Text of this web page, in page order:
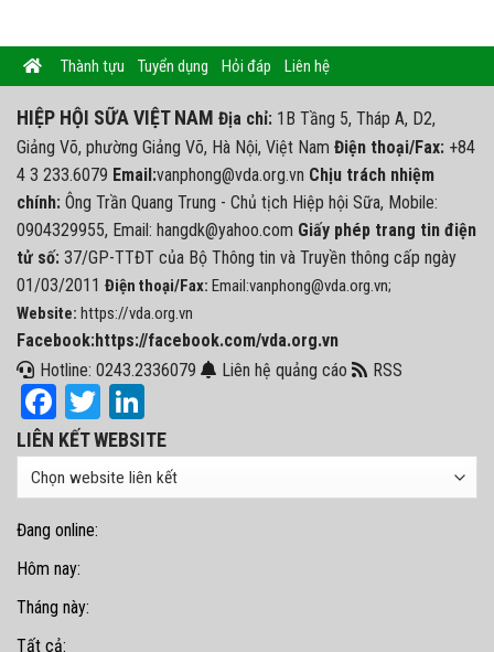
Thành tựu Tuyển dụng Hỏi đáp Liên hệ
HIỆP HỘI SỮA VIỆT NAM Địa chỉ: 1B Tầng 5, Tháp A, D2,
Giảng Võ, phường Giảng Võ, Hà Nội, Việt Nam Điện thoại/Fax: +84
4 3 233.6079 Email:vanphong@vda.org.vn Chịu trách nhiệm
chính: Ông Trần Quang Trung - Chủ tịch Hiệp hội Sữa, Mobile:
0904329955, Email: hangdk@yahoo.com Giấy phép trang tin điện
tử số: 37/GP-TTĐT của Bộ Thông tin và Truyền thông cấp ngày
01/03/2011 Điện thoại/Fax: Email:vanphong@vda.org.vn;
Website: https://vda.org.vn
Facebook:https://facebook.com/vda.org.vn
Hotline: 0243.2336079
Liên hệ quảng cáo RSS
Facebook
Twitter
LIÊN KẾT WEBSITE
Đang online:
Hôm nay:
Tháng này:
Tất cả: